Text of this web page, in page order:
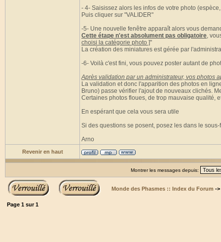
- 4- Saisissez alors les infos de votre photo
Puis cliquer sur "VALIDER"
-5- Une nouvelle fenêtre apparaît alors vous
Cette étape n'est absolument pas obligatoire,
choisi la catégorie photo ]"
La création des miniatures est gérée par
-6- Voilà c'est fini, vous pouvez poster autant de
Après validation par un administrateur, vos photos
La validation et donc l'apparition des photos en
Bruno) passe vérifier l'ajout de nouveaux clichés.
Certaines photos floues, de trop mauvaise qualité,
En espérant que cela vous sera utile
Si des questions se posent, posez les dans le sous-
Arno
Revenir en haut
Montrer les messages depuis:
Monde des Phasmes :: Index du Forum ->
Page 1 sur1